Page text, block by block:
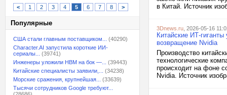
< 1 2 3 4 5 6 7 8 >
Популярные
США стали главным поставщиком...
(40290)
Character.AI запустила короткие ИИ-
сериалы...
(39741)
Инженеры уложили HBM на бок —...
(39443)
Китайские специалисты заявили,...
(34238)
Морские сражения, крупнейшая...
(33639)
Тысячи сотрудников Google требуют...
в Китай. Источник
3Dnews.ru , 2026-05-16
Китайские ИТ-
возвращение Nvidia
Производство
технологические
происходит на фоне
Nvidia. Источник